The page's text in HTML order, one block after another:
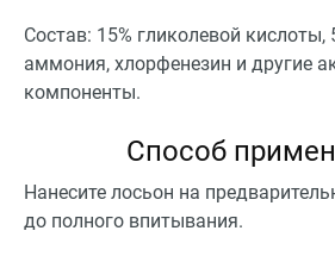
Состав: 15% гликолевой кислоты,
аммония, хлорфенезин и другие
компоненты.
Способ
Нанесите лосьон на
до полного впитывания.